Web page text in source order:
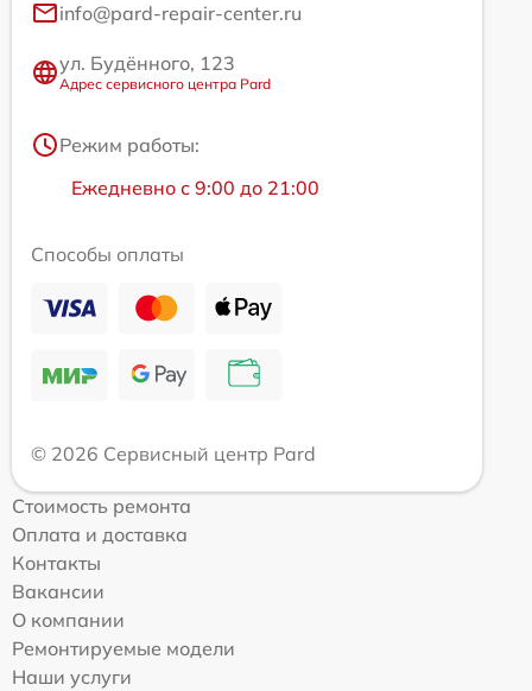
info@pard-repair-center.ru
ул. Будённого, 123
Адрес сервисного центра Pard
Режим работы:
Ежедневно с 9:00 до 21:00
Способы оплаты
© 2026 Сервисный центр Pard
Стоимость ремонта
Оплата и доставка
Контакты
Вакансии
О компании
Ремонтируемые модели
Наши услуги